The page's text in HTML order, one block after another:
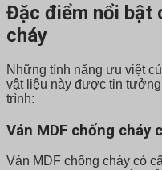
Đặc điểm nổi bật
cháy
Những tính năng ưu việt
vật liệu này được tin
trình:
Ván MDF chống cháy
Ván MDF chống cháy có